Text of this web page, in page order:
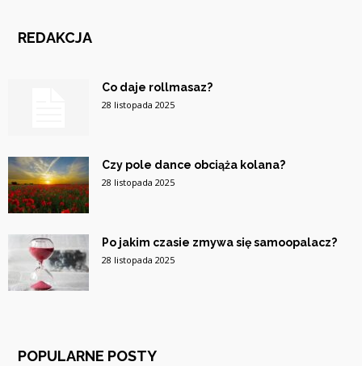
REDAKCJA
Co daje rollmasaz?
28 listopada 2025
Czy pole dance obciąża kolana?
28 listopada 2025
Po jakim czasie zmywa się samoopalacz?
28 listopada 2025
POPULARNE POSTY